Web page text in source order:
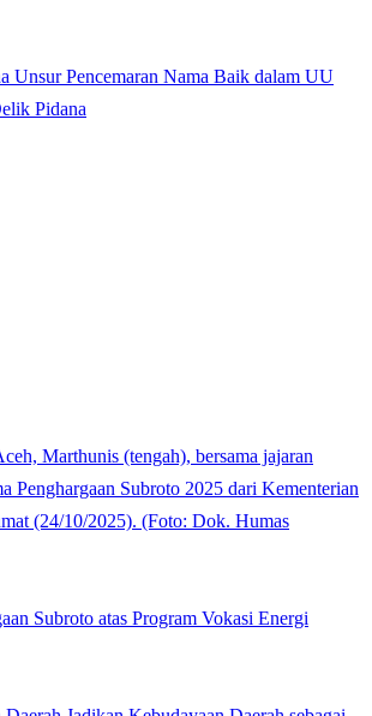
Unsur Pencemaran Nama Baik dalam UU
Pidana
Subroto atas Program Vokasi Energi